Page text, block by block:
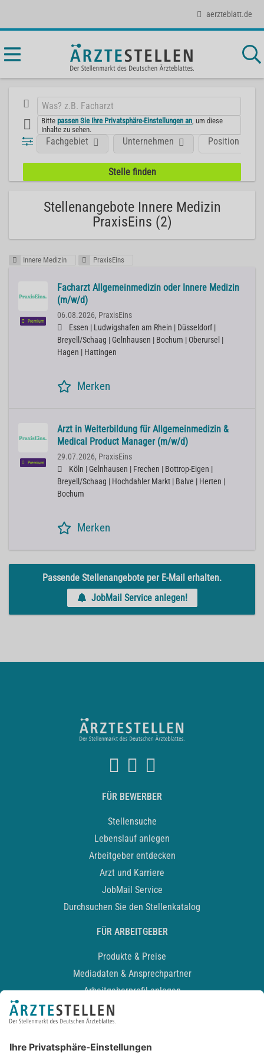
aerzteblatt.de
Bittepassen Sie Ihre Privatsphäre-Einstellungen an , um diese
Inhalte zu sehen.
Position
Fachgebiet Unternehmen
Stellenangebote Innere Medizin
PraxisEins (2)
Innere Medizin PraxisEins
Premium
Facharzt Allgemeinmedizin oder Innere Medizin
(m/w/d)
06.08.2026, PraxisEins
Essen | Ludwigshafen am Rhein | Düsseldorf |
Breyell/Schaag | Gelnhausen | Bochum | Oberursel |
Hagen | Hattingen
Merken
Premium
Arzt in Weiterbildung für Allgemeinmedizin &
Medical Product Manager (m/w/d)
29.07.2026, PraxisEins
Köln | Gelnhausen | Frechen | Bottrop-Eigen |
Breyell/Schaag | Hochdahler Markt | Balve | Herten |
Bochum
Merken
Passende Stellenangebote per E-Mail erhalten.
JobMail Service anlegen!
FÜR BEWERBER
Stellensuche
Lebenslauf anlegen
Arbeitgeber entdecken
Arzt und Karriere
JobMail Service
Durchsuchen Sie den Stellenkatalog
FÜR ARBEITGEBER
Produkte & Preise
Mediadaten & Ansprechpartner
Arbeitgeberprofil anlegen
Recruiting-Podcast